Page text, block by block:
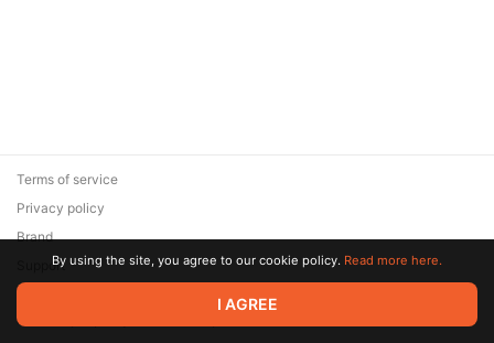
© 2026 Zaya Solutions Limited. All rights reserved. All trademarks
are the property of their respective owners.
Terms of service
Privacy policy
Brand
SupportBy using the site, you agree to our cookie policy. Read more here.
I AGREE